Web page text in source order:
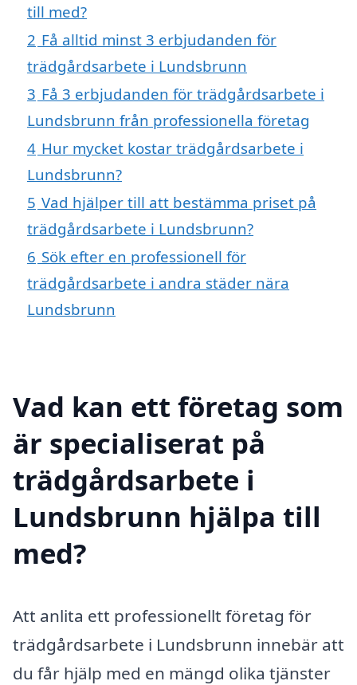
till med?
2 Få alltid minst 3 erbjudanden för
trädgårdsarbete i Lundsbrunn
3 Få 3 erbjudanden för trädgårdsarbete i
Lundsbrunn från professionella företag
4 Hur mycket kostar trädgårdsarbete i
Lundsbrunn?
5 Vad hjälper till att bestämma priset på
trädgårdsarbete i Lundsbrunn?
6 Sök efter en professionell för
trädgårdsarbete i andra städer nära
Lundsbrunn
Vad kan ett företag som
är specialiserat på
trädgårdsarbete i
Lundsbrunn hjälpa till
med?
Att anlita ett professionellt företag för
trädgårdsarbete i Lundsbrunn innebär att
du får hjälp med en mängd olika tjänster